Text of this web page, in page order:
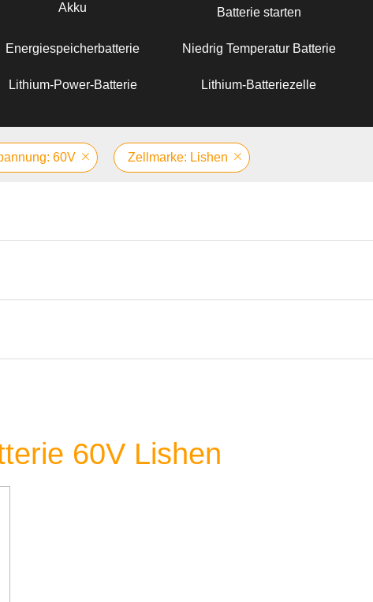
Akku Batterie starten
Energiespeicherbatterie Niedrig Temperatur Batterie
Lithium-Power-Batterie Lithium-Batteriezelle
60V Zellmarke: Lishen
60V Lishen